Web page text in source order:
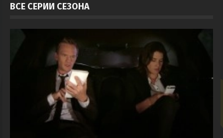
ВСЕ СЕРИИ СЕЗОНА